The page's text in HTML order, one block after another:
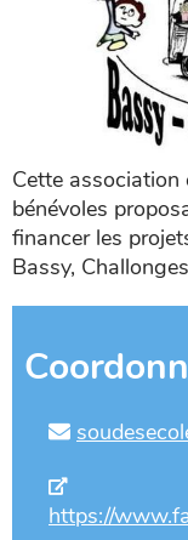
Cette association
bénévoles
financer les
Bassy,
https://